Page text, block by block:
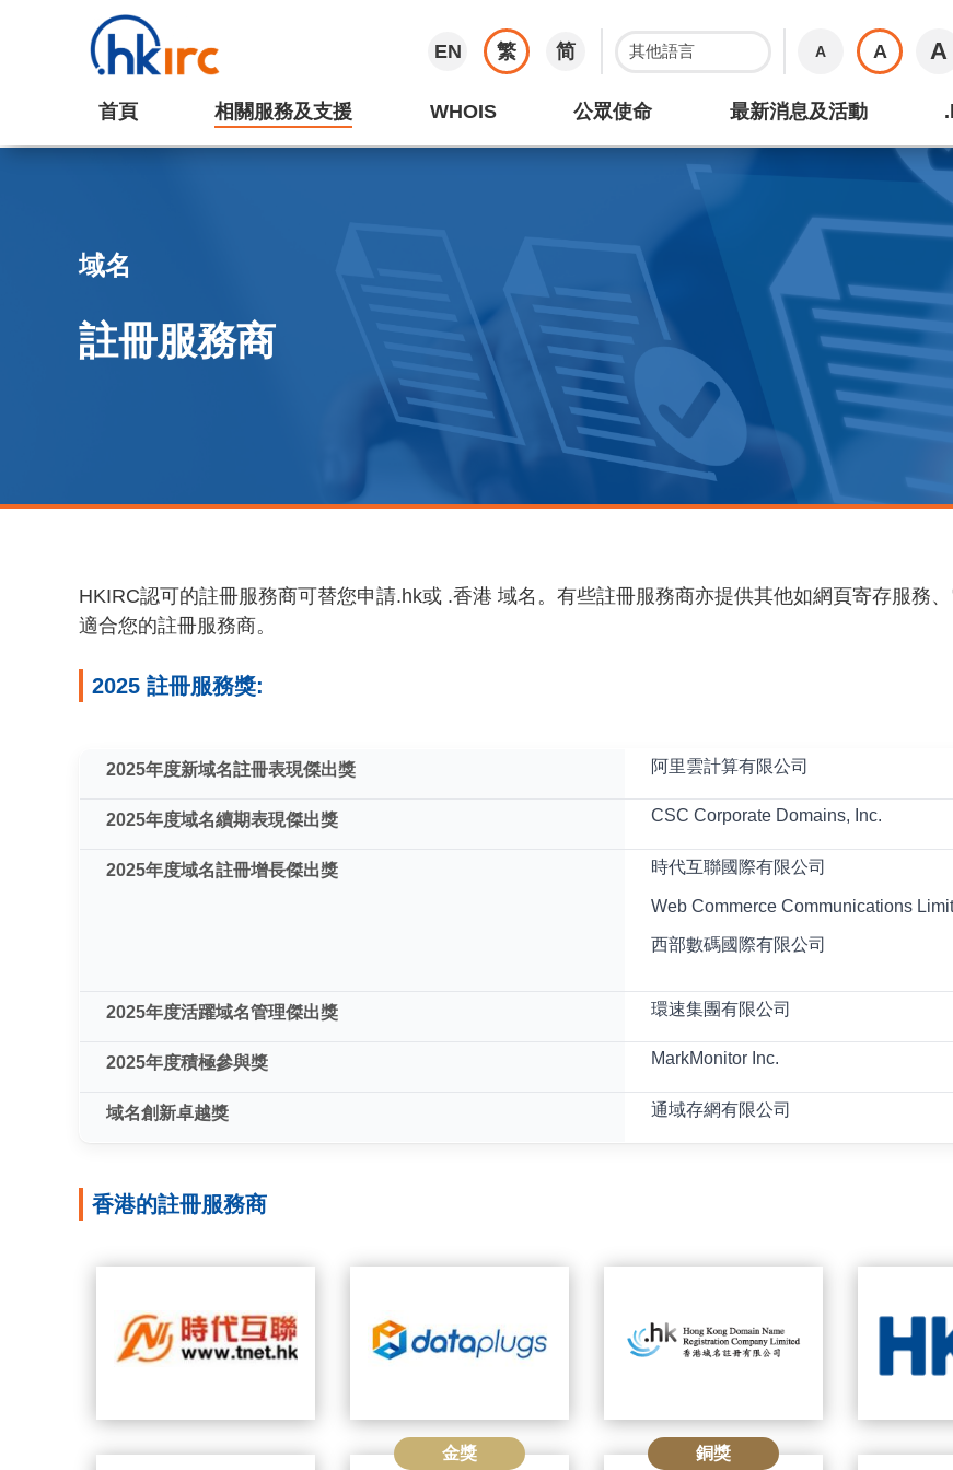
EN 繁 简 A A A
首頁 相關服務及支援 WHOIS 公眾使命 最新消息及活動
域名
註冊服務商
HKIRC認可的註冊服務商可替您申請.hk或 .香港 域名。有些註冊服務商亦提供其他如網頁寄存服務
適合您的註冊服務商。
2025 註冊服務獎:
2025年度新域名註冊表現傑出獎 阿里雲計算有限公司
2025年度域名續期表現傑出獎 CSC Corporate Domains, Inc.
2025年度域名註冊增長傑出獎 時代互聯國際有限公司
Web Commerce Communications
西部數碼國際有限公司
2025年度活躍域名管理傑出獎 環速集團有限公司
2025年度積極參與獎 MarkMonitor Inc.
域名創新卓越獎 通域存網有限公司
香港的註冊服務商
金獎 銅獎